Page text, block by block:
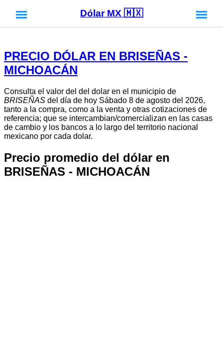
Dólar MX 🇲🇽
PRECIO DÓLAR EN BRISEÑAS -
MICHOACÁN
Consulta el valor del del dolar en el municipio de
BRISEÑAS del día de hoy Sábado 8 de agosto del 2026,
tanto a la compra, como a la venta y otras cotizaciones de
referencia; que se intercambian/comercializan en las casas
de cambio y los bancos a lo largo del territorio nacional
mexicano por cada dolar.
Precio promedio del dólar en
BRISEÑAS - MICHOACÁN